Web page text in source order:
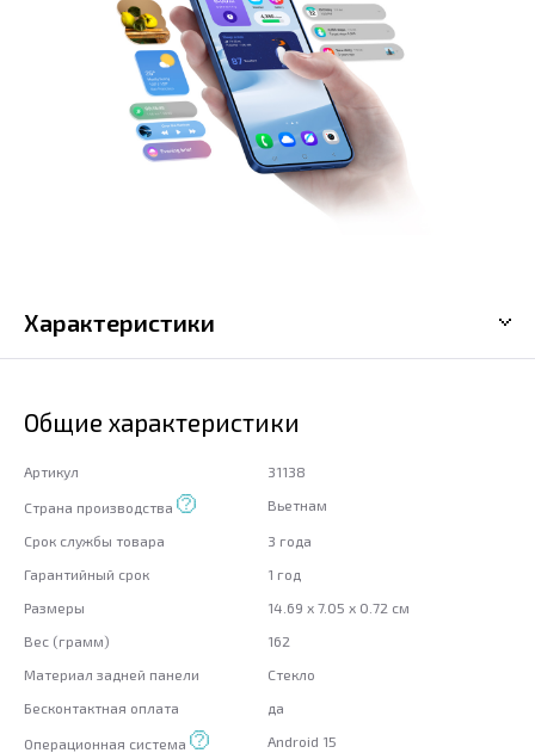
Характеристики
Общие характеристики
Артикул 31138
Страна производства Вьетнам
Срок службы товара
3 года
Гарантийный срок
1 год
Размеры
14.69 x 7.05 x 0.72 см
Вес (грамм)
162
Материал задней панели
Стекло
Бесконтактная оплата
да
Операционная система Android 15